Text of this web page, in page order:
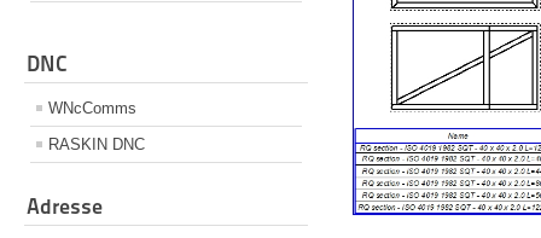
DNC
WNcComms
RASKIN DNC
Adresse